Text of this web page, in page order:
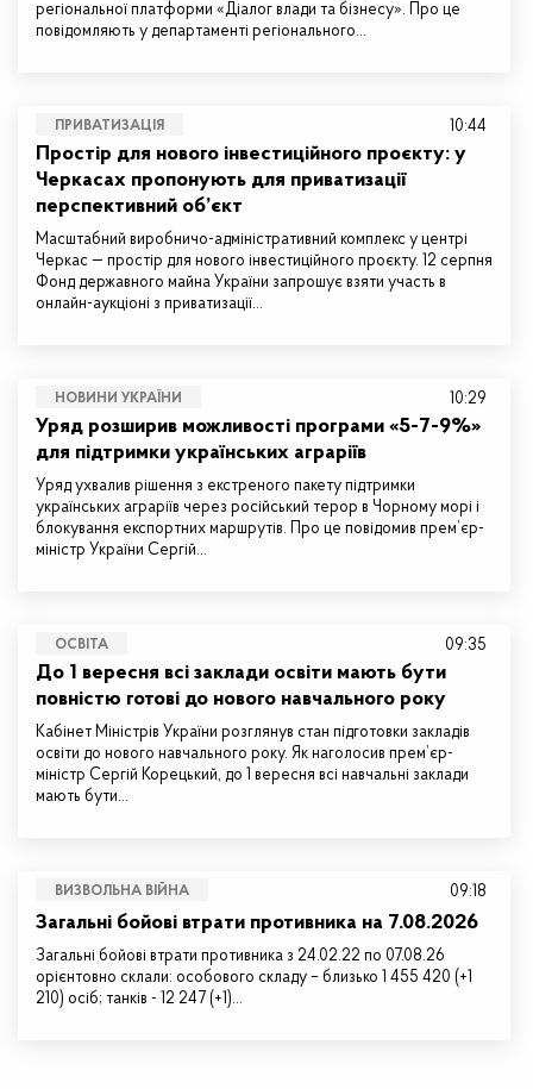
регіональної платформи «Діалог влади та бізнесу». Про це
повідомляють у департаменті регіонального…
ПРИВАТИЗАЦІЯ
Простір для нового інвестиційного проєкту: у
Черкасах пропонують для приватизації
перспективний об’єкт
Масштабний виробничо-адміністративний комплекс у центрі
Черкас — простір для нового інвестиційного проєкту. 12 серпня
Фонд державного майна України запрошує взяти участь в
онлайн-аукціоні з приватизації…
10:44
НОВИНИ УКРАЇНИ
Уряд розширив можливості програми «5-7-9%»
для підтримки українських аграріїв
Уряд ухвалив рішення з екстреного пакету підтримки
українських аграріїв через російський терор в Чорному морі і
блокування експортних маршрутів. Про це повідомив прем’єр-
міністр України Сергій…
10:29
ОСВІТА
До 1 вересня всі заклади освіти мають бути
повністю готові до нового навчального року
Кабінет Міністрів України розглянув стан підготовки закладів
освіти до нового навчального року. Як наголосив прем’єр-
міністр Сергій Корецький, до 1 вересня всі навчальні заклади
мають бути…
09:35
ВИЗВОЛЬНА ВІЙНА
Загальні бойові втрати противника на 7.08.2026
Загальні бойові втрати противника з 24.02.22 по 07.08.26
орієнтовно склали: особового складу – близько 1 455 420 (+1
210) осіб; танків - 12 247 (+1)…
09:18